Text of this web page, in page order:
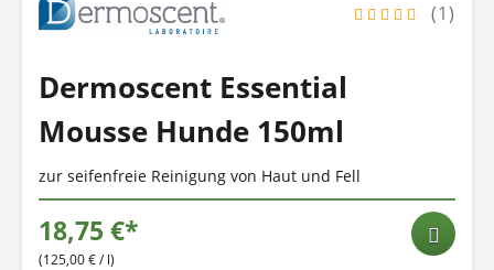
(1)
Dermoscent Essential
Mousse Hunde 150ml
zur seifenfreie Reinigung von Haut und Fell
18,75 €*
(125,00 € / l)